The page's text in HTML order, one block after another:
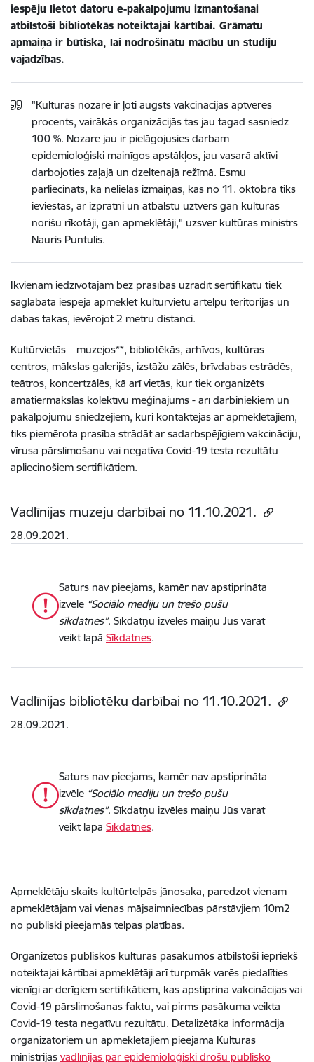
iespēju lietot datoru e-pakalpojumu izmantošanai
atbilstoši bibliotēkās noteiktajai kārtībai. Grāmatu
apmaiņa ir būtiska, lai nodrošinātu mācību un studiju
vajadzības.
"Kultūras nozarē ir ļoti augsts vakcinācijas aptveres
procents, vairākās organizācijās tas jau tagad sasniedz
100 %. Nozare jau ir pielāgojusies darbam
epidemioloģiski mainīgos apstākļos, jau vasarā aktīvi
darbojoties zaļajā un dzeltenajā režīmā. Esmu
pārliecināts, ka nelielās izmaiņas, kas no 11. oktobra tiks
ieviestas, ar izpratni un atbalstu uztvers gan kultūras
norišu rīkotāji, gan apmeklētāji," uzsver kultūras ministrs
Nauris Puntulis.
Ikvienam iedzīvotājam bez prasības uzrādīt sertifikātu tiek
saglabāta iespēja apmeklēt kultūrvietu ārtelpu teritorijas un
dabas takas, ievērojot 2 metru distanci.
Kultūrvietās – muzejos**, bibliotēkās, arhīvos, kultūras
centros, mākslas galerijās, izstāžu zālēs, brīvdabas estrādēs,
teātros, koncertzālēs, kā arī vietās, kur tiek organizēts
amatiermākslas kolektīvu mēģinājums - arī darbiniekiem un
pakalpojumu sniedzējiem, kuri kontaktējas ar apmeklētājiem,
tiks piemērota prasība strādāt ar sadarbspējīgiem vakcināciju,
vīrusa pārslimošanu vai negatīva Covid-19 testa rezultātu
apliecinošiem sertifikātiem.
Vadlīnijas muzeju darbībai no 11.10.2021.
28.09.2021.
Saturs nav pieejams, kamēr nav apstiprināta
izvēle “Sociālo mediju un trešo pušu
sīkdatnes”. Sīkdatņu izvēles maiņu Jūs varat
veikt lapā Sīkdatnes.
Vadlīnijas bibliotēku darbībai no 11.10.2021.
28.09.2021.
Saturs nav pieejams, kamēr nav apstiprināta
izvēle “Sociālo mediju un trešo pušu
sīkdatnes”. Sīkdatņu izvēles maiņu Jūs varat
veikt lapā Sīkdatnes.
Apmeklētāju skaits kultūrtelpās jānosaka, paredzot vienam
apmeklētājam vai vienas mājsaimniecības pārstāvjiem 10m2
no publiski pieejamās telpas platības.
Organizētos publiskos kultūras pasākumos atbilstoši iepriekš
noteiktajai kārtībai apmeklētāji arī turpmāk varēs piedalīties
vienīgi ar derīgiem sertifikātiem, kas apstiprina vakcinācijas vai
Covid-19 pārslimošanas faktu, vai pirms pasākuma veikta
Covid-19 testa negatīvu rezultātu. Detalizētāka informācija
organizatoriem un apmeklētājiem pieejama Kultūras
ministrijas vadlīnijās par epidemioloģiski drošu publisko